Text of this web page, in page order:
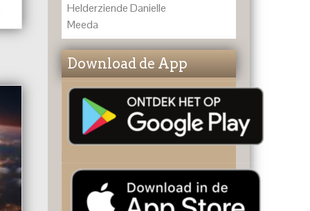
Helderziende Danielle
Meeda
Download de App